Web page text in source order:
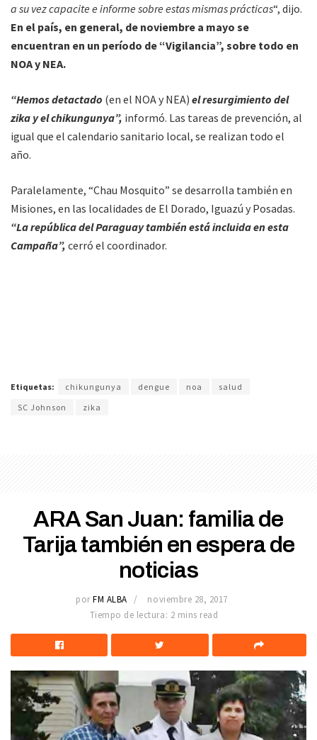
a su vez capacite e informe sobre estas mismas prácticas“, dijo.
En el país, en general, de noviembre a mayo se
encuentran en un período de “Vigilancia”, sobre todo en
NOA y NEA.
“Hemos detactado (en el NOA y NEA) el resurgimiento del
zika y el chikungunya”, informó. Las tareas de prevención, al
igual que el calendario sanitario local, se realizan todo el
año.
Paralelamente, “Chau Mosquito” se desarrolla también en
Misiones, en las localidades de El Dorado, Iguazú y Posadas.
“La república del Paraguay también está incluida en esta
Campaña”, cerró el coordinador.
Etiquetas: chikungunya dengue noa
salud
SC Johnson
zika
ARA San Juan: familia de
Tarija también en espera de
noticias
por FM ALBA
noviembre 28, 2017
Tiempo de lectura: 2 mins read